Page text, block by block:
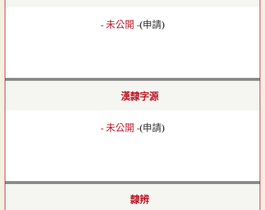
- 未公開 -(申請)
漢隸字源
- 未公開 -(申請)
隸辨